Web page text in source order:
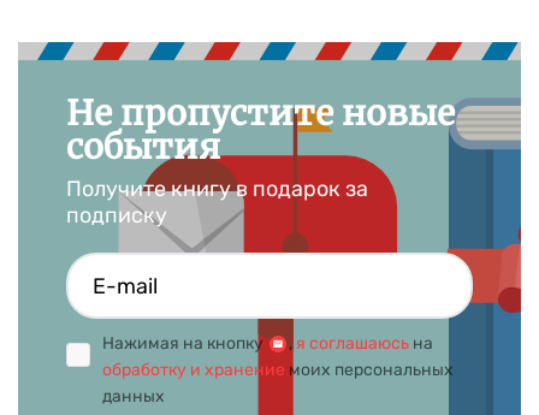
Не пропустите новые
события
Получите книгу в подарок за
подписку
Нажимая на кнопку , я соглашаюсь на
обработку и хранение моих персональных
данных